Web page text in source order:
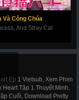
Và Công Chúa
And Stray Cat
Ep 1 Vietsub, Xem Phim
Tập 1 Thuyết Minh,
Cuối, Download Pretty